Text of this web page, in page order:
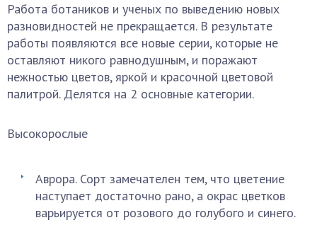
Работа ботаников и ученых по выведению новых
разновидностей не прекращается. В результате
работы появляются все новые серии, которые не
оставляют никого равнодушным, и поражают
нежностью цветов, яркой и красочной цветовой
палитрой. Делятся на 2 основные категории.
Высокорослые
Аврора. Сорт замечателен тем, что цветение
наступает достаточно рано, а окрас цветков
варьируется от розового до голубого и синего.